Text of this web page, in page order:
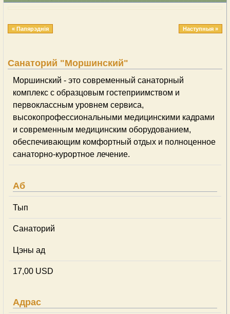
« Папярэднія Наступныя »
Cанаторий "Моршинский"
Моршинский - это современный санаторный
комплекс с образцовым гостеприимством и
первоклассным уровнем сервиса,
высокопрофессиональными медицинскими кадрами
и современным медицинским оборудованием,
обеспечивающим комфортный отдых и полноценное
санаторно-курортное лечение.
Аб
Тып
Cанаторий
Цэны ад
17,00 USD
Адрас